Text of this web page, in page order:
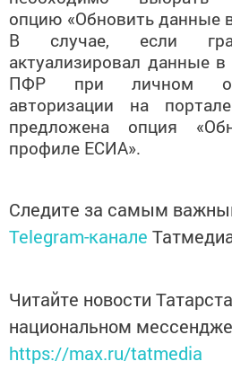
опцию «Обновить данные
В случае, если
актуализировал данные
ПФР при личном
авторизации на
предложена опция
профиле ЕСИА».
Следите за самым
Telegram-канале
Читайте новости
национальном
https://max.ru/tatmedia